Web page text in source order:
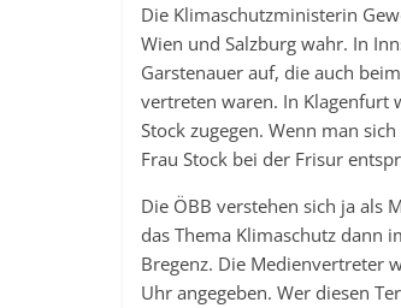
Die Klimaschutzministerin
Wien und Salzburg wahr. In
Garstenauer auf, die auch
vertreten waren. In Klagenfurt
Stock zugegen. Wenn man
Frau Stock bei der Frisur
Die ÖBB verstehen sich ja als
das Thema Klimaschutz dann
Bregenz. Die Medienvertreter
Uhr angegeben. Wer diesen